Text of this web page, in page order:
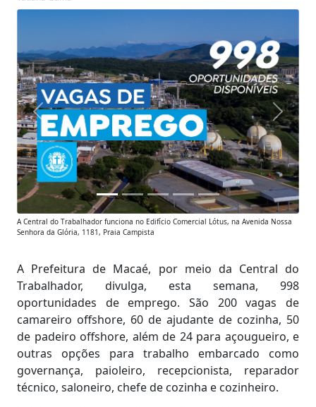
Anterior
A Central do Trabalhador funciona no Edifício Comercial Lótus, na Avenida Nossa
Senhora da Glória, 1181, Praia Campista
A Prefeitura de Macaé, por meio da Central do
Trabalhador, divulga, esta semana, 998
oportunidades de emprego. São 200 vagas de
camareiro offshore, 60 de ajudante de cozinha, 50
de padeiro offshore, além de 24 para açougueiro, e
outras opções para trabalho embarcado como
governança, paioleiro, recepcionista, reparador
técnico, saloneiro, chefe de cozinha e cozinheiro.